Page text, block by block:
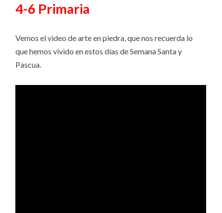
4-6 Primaria
Vemos el video de arte en piedra, que nos recuerda lo
que hemos vivido en estos días de Semana Santa y
Pascua.